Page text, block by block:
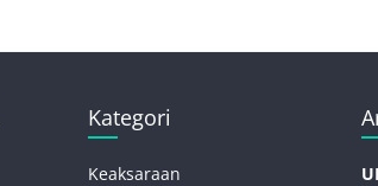
Kategori
Keaksaraan